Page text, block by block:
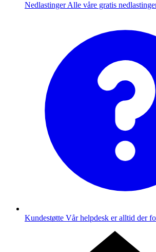
Nedlastinger Alle våre gratis
Kundestøtte Vår helpdesk er alltid der